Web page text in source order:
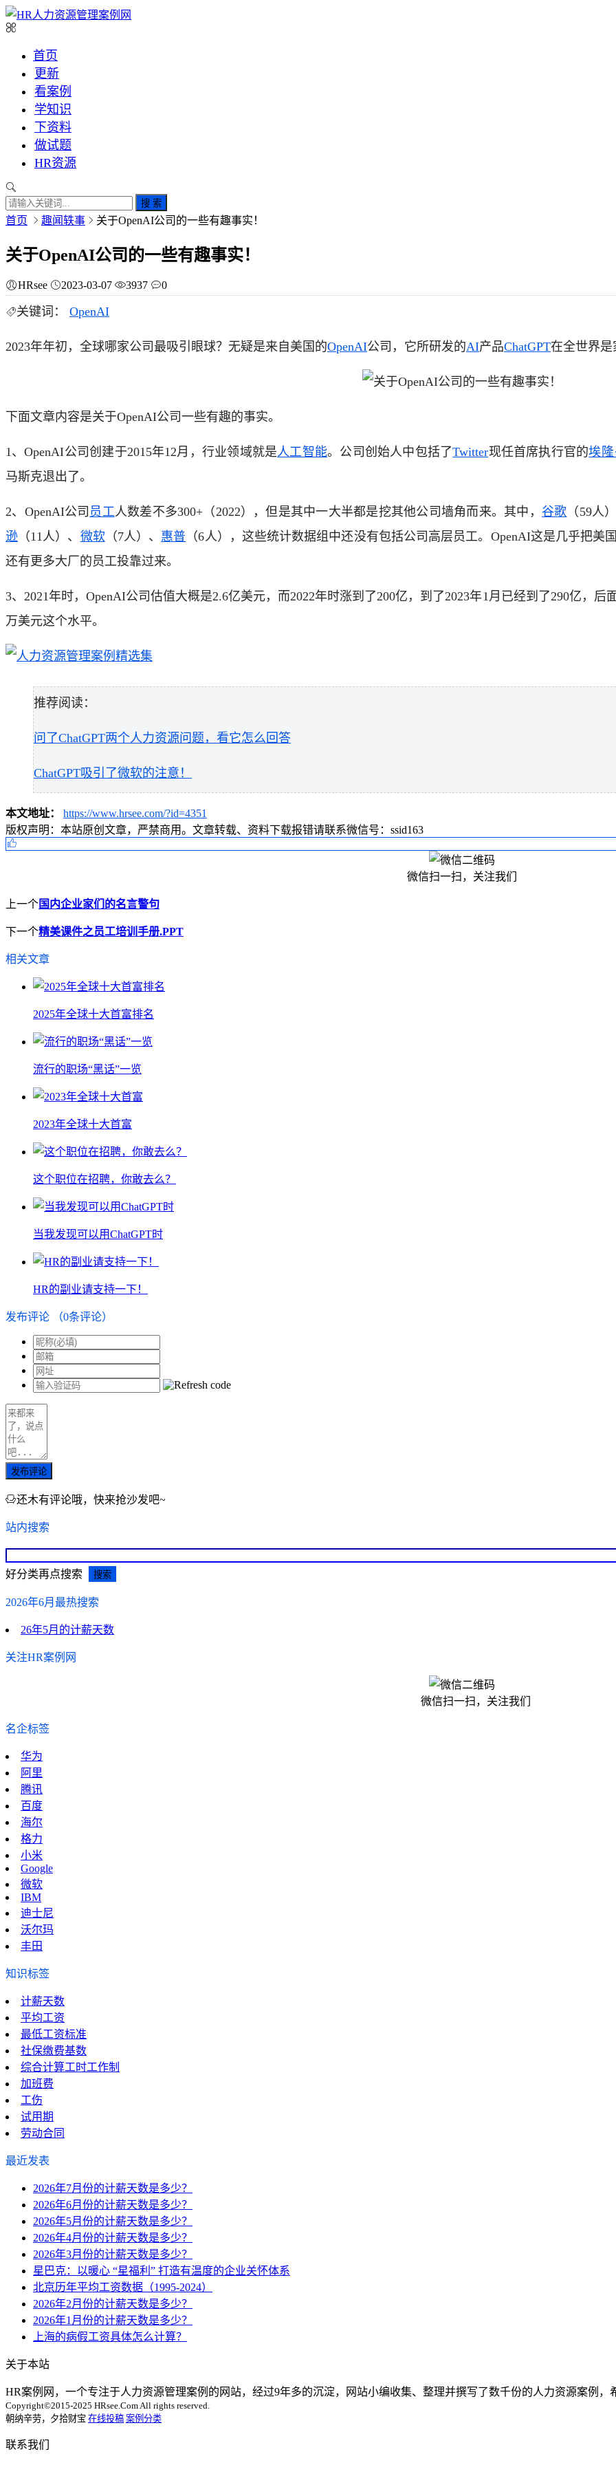
首页
更新
看案例
学知识
下资料
做试题
HR资源
搜 索
首页 趣闻轶事 关于OpenAI公司的一些有趣事实！
关于OpenAI公司的一些有趣事实！
HRsee 2023-03-07 3937 0
关键词： OpenAI
2023年年初，全球哪家公司最吸引眼球？无疑是来自美国的OpenAI公司，它所研发的AI产品ChatGPT在全世界
下面文章内容是关于OpenAI公司一些有趣的事实。
1、OpenAI公司创建于2015年12月，行业领域就是人工智能。公司创始人中包括了Twitter现任首席执行官的埃隆
马斯克退出了。
2、OpenAI公司 员工人数差不多300+（2022），但是其中一大半都是挖其他公司墙角而来。其中， 谷歌 （59人
逊 （11人）、 微软（7人）、 惠普 （6人），这些统计数据组中还没有包括公司高层员工。OpenAI这是几乎把
还有更多大厂的员工投靠过来。
3、2021年时，OpenAI公司估值大概是2.6亿美元，而2022年时涨到了200亿，到了2023年1月已经到了290亿，
万美元这个水平。
推荐阅读：
问了ChatGPT两个人力资源问题，看它怎么回答
ChatGPT吸引了微软的注意！
本文地址：
https://www.hrsee.com/?id=4351
版权声明： 本站原创文章，严禁商用。文章转载、资料下载报错请联系微信号：ssid163
微信扫一扫，关注我们
上一个国内企业家们的名言警句
下一个精美课件之员工培训手册.PPT
相关文章
2025年全球十大首富排名
流行的职场“黑话”一览
2023年全球十大首富
这个职位在招聘，你敢去么？
当我发现可以用ChatGPT时
HR的副业请支持一下！
发布评论 （0条评论）
发布评论
还木有评论哦，快来抢沙发吧~
站内搜索
好分类再点搜索
2026年6月最热搜索
26年5月的计薪天数
关注HR案例网
微信扫一扫，关注我们
名企标签
华为
阿里
腾讯
百度
海尔
格力
小米
Google
微软
IBM
迪士尼
沃尔玛
丰田
知识标签
计薪天数
平均工资
最低工资标准
社保缴费基数
综合计算工时工作制
加班费
工伤
试用期
劳动合同
最近发表
2026年7月份的计薪天数是多少？
2026年6月份的计薪天数是多少？
2026年5月份的计薪天数是多少？
2026年4月份的计薪天数是多少？
2026年3月份的计薪天数是多少？
星巴克：以暖心 “星福利” 打造有温度的企业关怀体系
北京历年平均工资数据（1995-2024）
2026年2月份的计薪天数是多少？
2026年1月份的计薪天数是多少？
上海的病假工资具体怎么计算？
关于本站
HR案例网，一个专注于人力资源管理案例的网站，经过9年多的沉淀，网站小编收集、整理并撰写了数千份的人力资源案例
Copyright©2015-2025 HRsee.Com All rights reserved.
朝纳辛劳，夕拾财宝 在线投稿 案例分类
联系我们